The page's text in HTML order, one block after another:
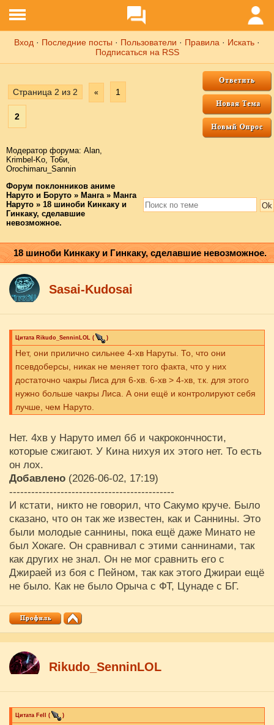
Вход · Последние посты · Пользователи · Правила · Искать ·
Подписаться на RSS
Страница 2 из 2 « 1
2
Модератор форума: Аlаn,
Krimbel-Ko, То6и,
Orochimaru_Sannin
Форум поклонников аниме
Наруто и Боруто » Манга » Манга
Наруто » 18 шиноби Кинкаку и
Гинкаку, сделавшие
невозможное.
18 шиноби Кинкаку и Гинкаку, сделавшие невозможное.
Sasai-Kudosai
Цитата Rikudo_SenninLOL ( )
Нет, они прилично сильнее 4-хв Наруты. То, что они
псевдоберсы, никак не меняет того факта, что у них
достаточно чакры Лиса для 6-хв. 6-хв > 4-хв, т.к. для этого
нужно больше чакры Лиса. А они ещё и контролируют себя
лучше, чем Наруто.
Нет. 4хв у Наруто имел бб и чакрокончности,
которые сжигают. У Кина нихуя их этого нет. То есть
он лох.
Добавлено (2026-06-02, 17:19)
---------------------------------------------
И кстати, никто не говорил, что Сакумо круче. Было
сказано, что он так же известен, как и Саннины. Это
были молодые саннины, пока ещё даже Минато не
был Хокаге. Он сравнивал с этими саннинами, так
как других не знал. Он не мог сравнить его с
Джираей из боя с Пейном, так как этого Джираи ещё
не было. Как не было Орыча с ФТ, Цунаде с БГ.
Rikudo_SenninLOL
Цитата Fell ( )